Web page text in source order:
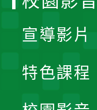
宣導影片
特色課程